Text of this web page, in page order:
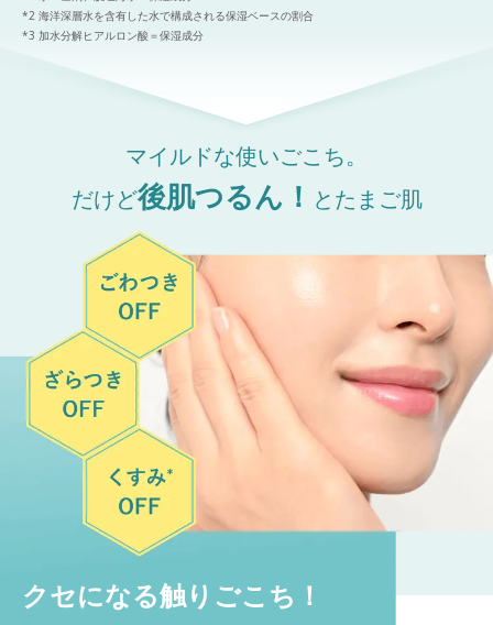
*2 海洋深層水を含有した水で構成される保湿ベースの割合
*3 加水分解ヒアルロン酸＝保湿成分
マイルドな使いごこち。
だけど後肌つるん！ とたまご肌
クセになる触りごこち！